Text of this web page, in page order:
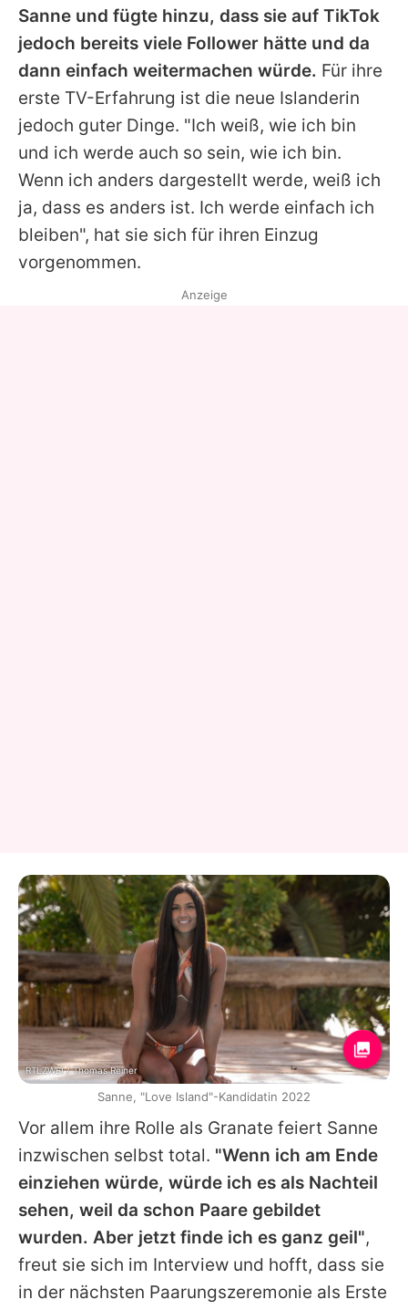
Sanne und fügte hinzu, dass sie auf TikTok
jedoch bereits viele Follower hätte und da
dann einfach weitermachen würde. Für ihre
erste TV-Erfahrung ist die neue Islanderin
jedoch guter Dinge. "Ich weiß, wie ich bin
und ich werde auch so sein, wie ich bin.
Wenn ich anders dargestellt werde, weiß ich
ja, dass es anders ist. Ich werde einfach ich
bleiben", hat sie sich für ihren Einzug
vorgenommen.
Vor allem ihre Rolle als Granate feiert Sanne
inzwischen selbst total. "Wenn ich am Ende
einziehen würde, würde ich es als Nachteil
sehen, weil da schon Paare gebildet
wurden. Aber jetzt finde ich es ganz geil",
freut sie sich im Interview und hofft, dass sie
in der nächsten Paarungszeremonie als Erste
Anzeige
RTLZWEI / Thomas Reiner
Sanne, "Love Island"-Kandidatin 2022